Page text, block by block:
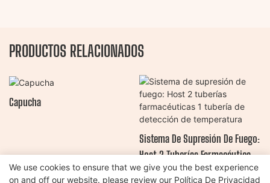
PRODUCTOS RELACIONADOS
Capucha
Sistema De Supresión De Fuego:
Host 2 Tuberías Farmacéuticas 1
Tubería De Detección De
We use cookies to ensure that we give you the best experience
on and off our website. please review our Política De Privacidad